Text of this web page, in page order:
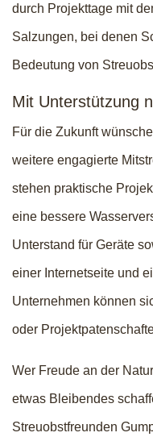
durch Projekttage mit
Salzungen, bei denen
Bedeutung von
Mit Unterstützung
Für die Zukunft
weitere engagierte
stehen praktische
eine bessere
Unterstand für Geräte
einer Internetseite und
Unternehmen können
oder
Wer Freude an der
etwas Bleibendes
Streuobstfreunden